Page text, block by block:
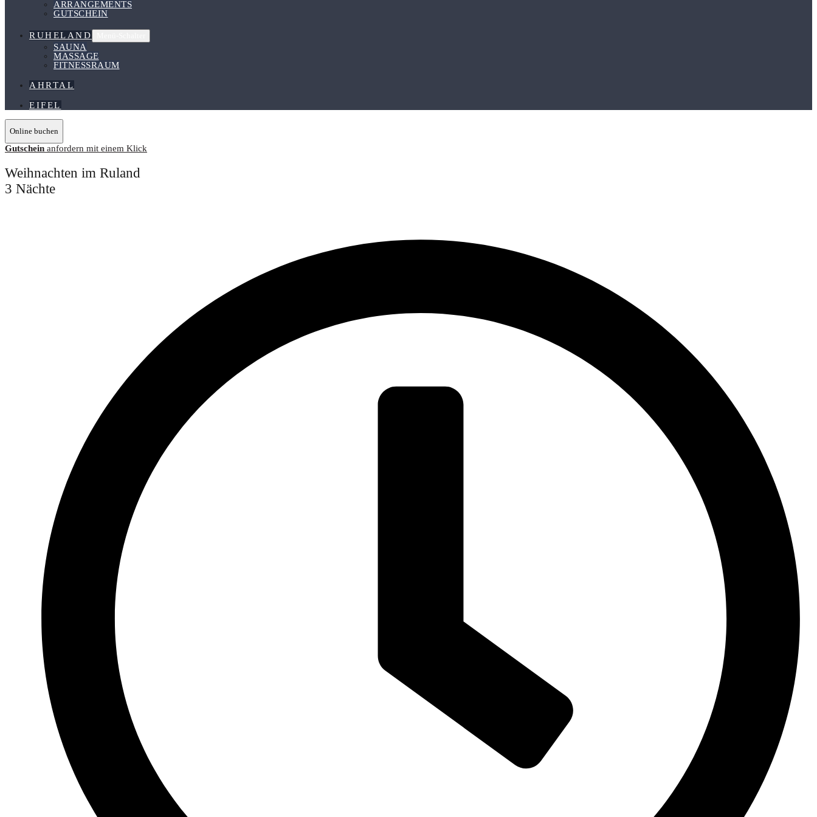
ARRANGEMENTS
GUTSCHEIN
RUHELAND
SAUNA
MASSAGE
FITNESSRAUM
AHRTAL
EIFEL
Online buchen
Gutschein anfordern mit einem Klick
Weihnachten im Ruland
3 Nächte